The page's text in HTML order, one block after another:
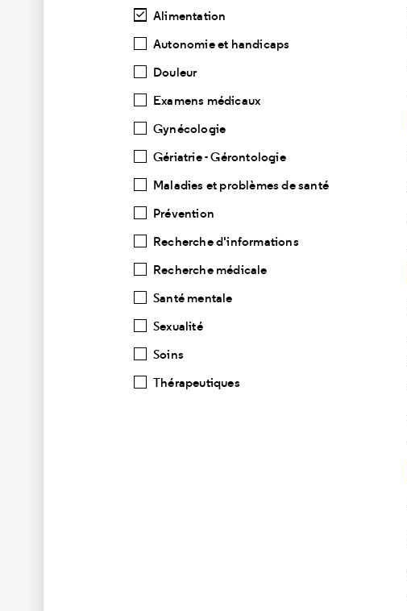
Alimentation
Autonomie et handicaps
Douleur
Examens médicaux
Gynécologie
Gériatrie - Gérontologie
Maladies et problèmes de santé
Prévention
Recherche d'informations
Recherche médicale
Santé mentale
Sexualité
Soins
Thérapeutiques